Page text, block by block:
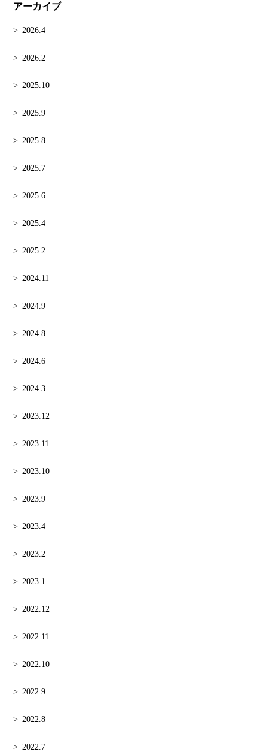
アーカイブ
2026.4
2026.2
2025.10
2025.9
2025.8
2025.7
2025.6
2025.4
2025.2
2024.11
2024.9
2024.8
2024.6
2024.3
2023.12
2023.11
2023.10
2023.9
2023.4
2023.2
2023.1
2022.12
2022.11
2022.10
2022.9
2022.8
2022.7